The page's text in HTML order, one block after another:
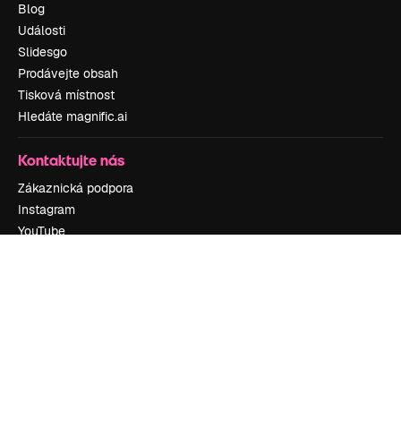
Blog
Události
Slidesgo
Prodávejte obsah
Tisková místnost
Hledáte magnific.ai
Kontaktujte nás
Zákaznická podpora
Instagram
YouTube